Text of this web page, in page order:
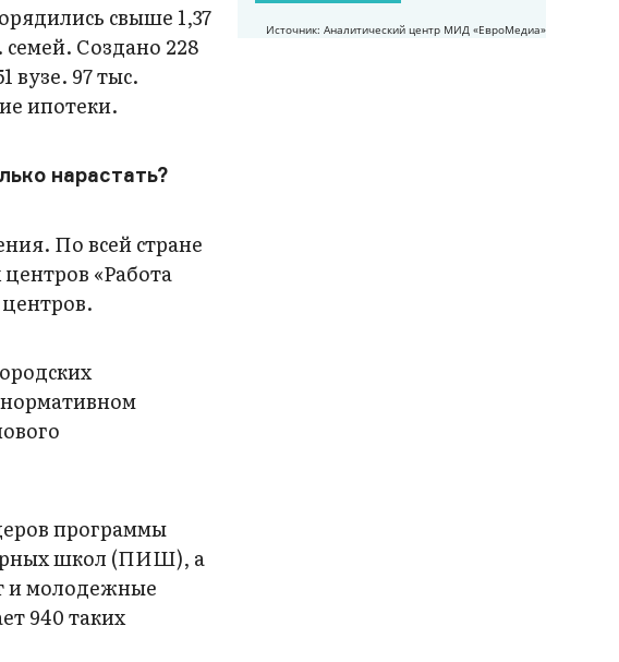
свыше 1,37
Создано 228
вузе. 97 тыс.
ипотеки.
нарастать?
По всей стране
«Работа
нормативном
программы
школ (ПИШ), а
и молодежные
940 таких
Источник: Аналитический центр МИД «ЕвроМедиа»